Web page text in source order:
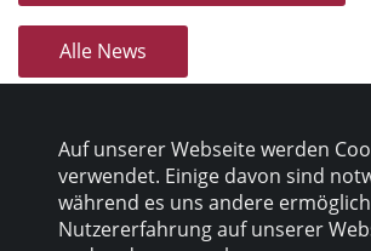
Alle News
Auf unserer Webseite werden
verwendet. Einige davon sind
während es uns andere
Nutzererfahrung auf unserer